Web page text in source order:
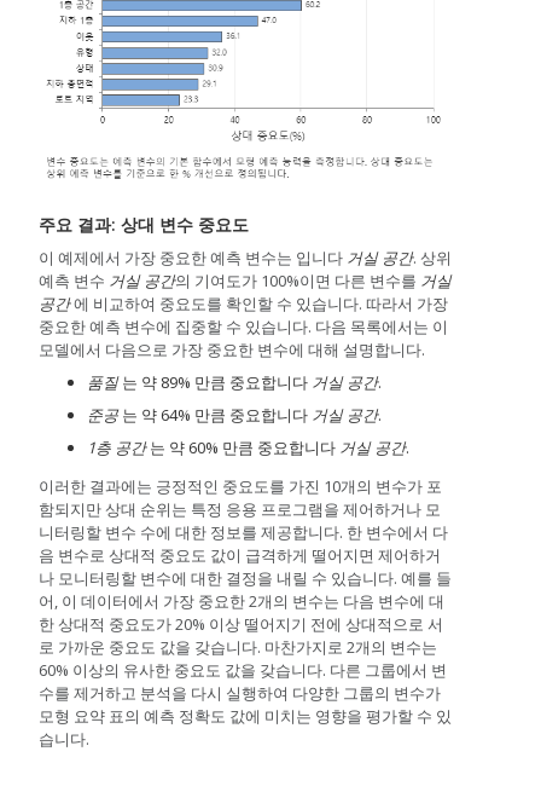
주요 결과: 상대 변수 중요도
이 예제에서 가장 중요한 예측 변수는 입니다 거실 공간. 상위
예측 변수 거실 공간의 기여도가 100%이면 다른 변수를 거실
공간에 비교하여 중요도를 확인할 수 있습니다. 따라서 가장
중요한 예측 변수에 집중할 수 있습니다. 다음 목록에서는 이
모델에서 다음으로 가장 중요한 변수에 대해 설명합니다.
품질는 약 89% 만큼 중요합니다 거실 공간.
준공는 약 64% 만큼 중요합니다 거실 공간.
1층 공간는 약 60% 만큼 중요합니다 거실 공간.
이러한 결과에는 긍정적인 중요도를 가진 10개의 변수가 포
함되지만 상대 순위는 특정 응용 프로그램을 제어하거나 모
니터링할 변수 수에 대한 정보를 제공합니다. 한 변수에서 다
음 변수로 상대적 중요도 값이 급격하게 떨어지면 제어하거
나 모니터링할 변수에 대한 결정을 내릴 수 있습니다. 예를 들
어, 이 데이터에서 가장 중요한 2개의 변수는 다음 변수에 대
한 상대적 중요도가 20% 이상 떨어지기 전에 상대적으로 서
로 가까운 중요도 값을 갖습니다. 마찬가지로 2개의 변수는
60% 이상의 유사한 중요도 값을 갖습니다. 다른 그룹에서 변
수를 제거하고 분석을 다시 실행하여 다양한 그룹의 변수가
모형 요약 표의 예측 정확도 값에 미치는 영향을 평가할 수 있
습니다.